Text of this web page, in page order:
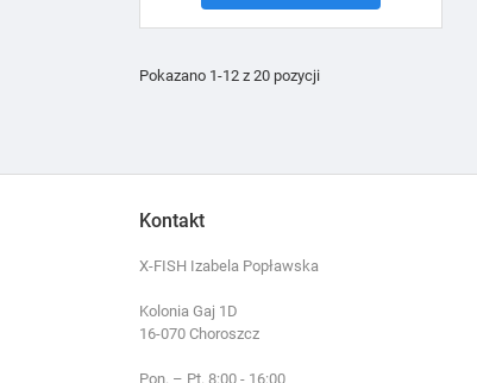
Pokazano 1-12 z 20 pozycji
Kontakt
X-FISH Izabela Popławska
Kolonia Gaj 1D
16-070 Choroszcz
Pon. – Pt. 8:00 - 16:00